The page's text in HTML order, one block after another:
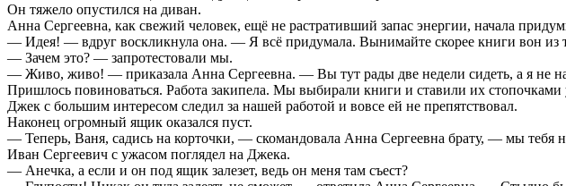
Он тяжело опустился на диван.
Анна Сергеевна, как свежий человек, ещё не растративший запас энергии, начала
— Идея! — вдруг воскликнула она. — Я всё придумала. Вынимайте скорее книги вон из
— Зачем это? — запротестовали мы.
— Живо, живо! — приказала Анна Сергеевна. — Вы тут рады две недели сидеть, а я не
Пришлось повиноваться. Работа закипела. Мы выбирали книги и ставили их стопочками
Джек с большим интересом следил за нашей работой и вовсе ей не препятствовал.
Наконец огромный ящик оказался пуст.
— Теперь, Ваня, садись на корточки, — скомандовала Анна Сергеевна брату, — мы
Иван Сергеевич с ужасом поглядел на Джека.
— Анечка, а если и он под ящик залезет, ведь он меня там съест?